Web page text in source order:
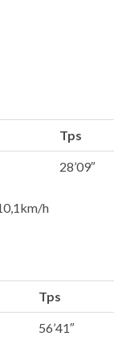
Tps
28’09″
10,1km/h
Tps
56’41″